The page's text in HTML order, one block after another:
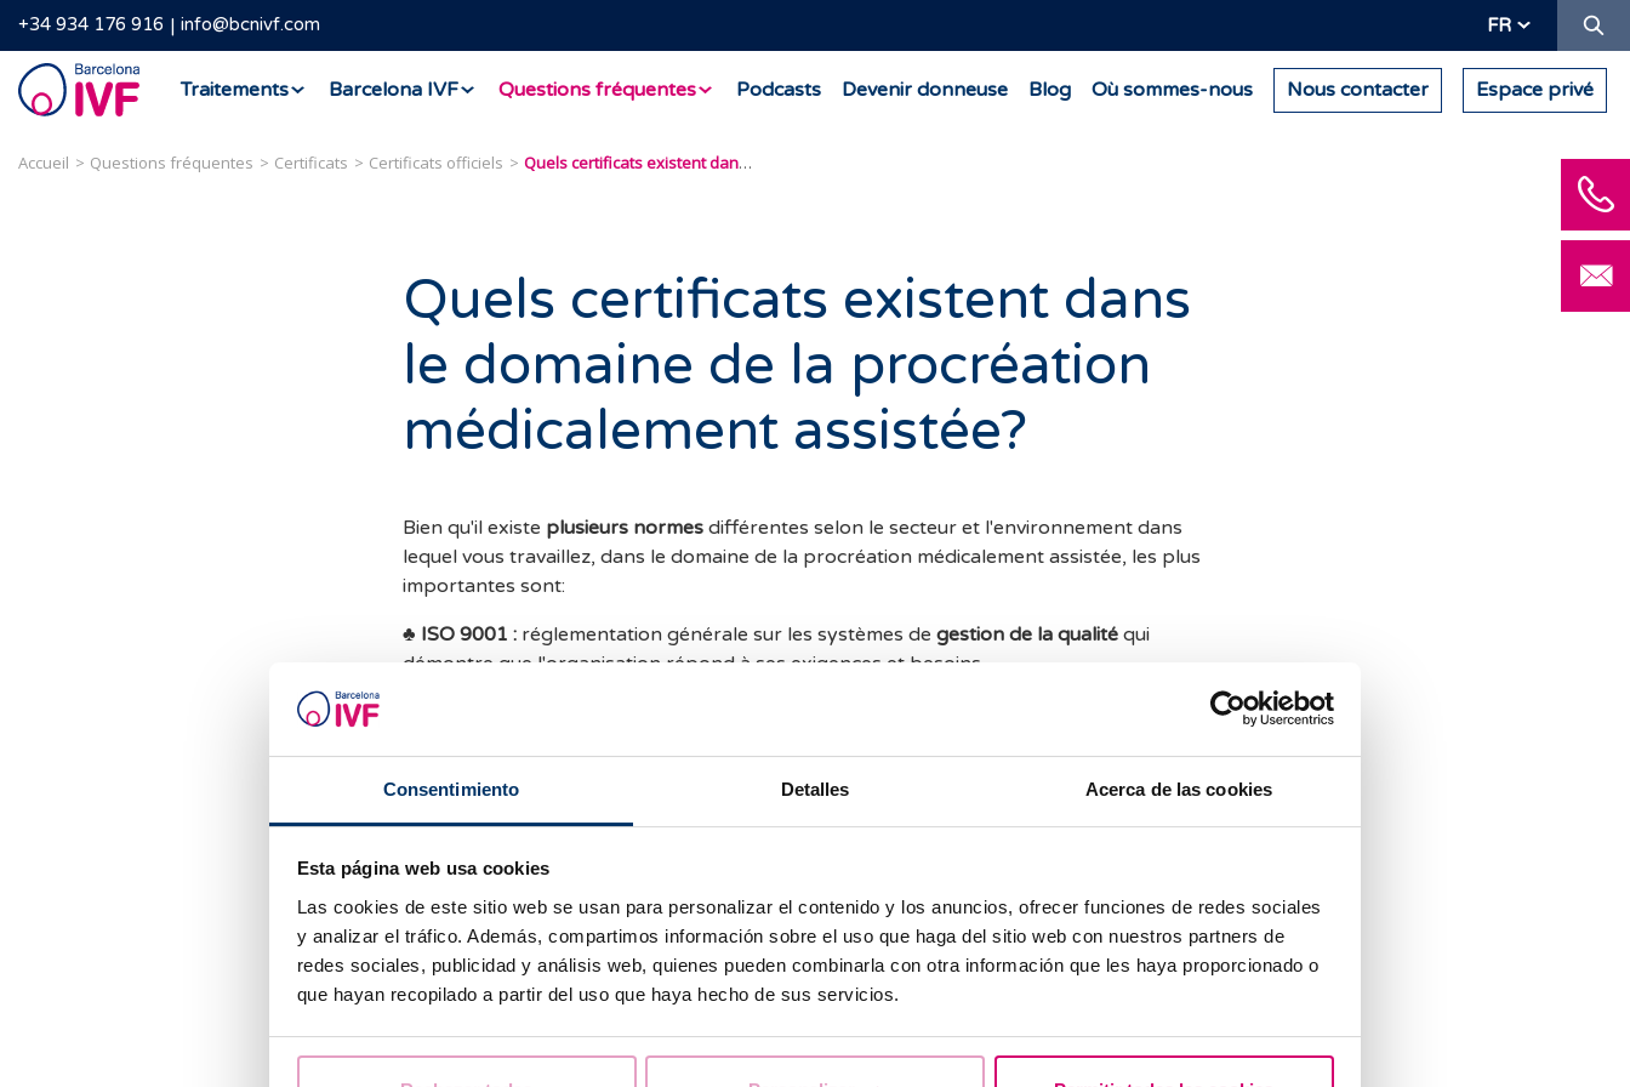
Consentimiento Detalles Acerca de las cookies
Esta página web usa cookies
Las cookies de este sitio web se usan para personalizar el contenido y los anuncios, ofrecer funciones de redes sociales
y analizar el tráfico. Además, compartimos información sobre el uso que haga del sitio web con nuestros partners de
redes sociales, publicidad y análisis web, quienes pueden combinarla con otra información que les haya proporcionado o
que hayan recopilado a partir del uso que haya hecho de sus servicios.
+34 934 176 916 info@bcnivf.com FR
Barcelona
IVF
Traitements Barcelona IVF Questions fréquentes Podcasts Devenir donneuse Blog Où sommes-nous Nous contacter Espace privé
Accueil Questions fréquentes Certificats Certificats officiels Quels certificats existent dans le domaine de la procréation médicalement assistée?
Quels certificats existent dans
le domaine de la procréation
médicalement assistée?
Bien qu'il existe plusieurs normes différentes selon le secteur et l'environnement dans
lequel vous travaillez, dans le domaine de la procréation médicalement assistée, les plus
importantes sont:
♣ ISO 9001 : réglementation générale sur les systèmes de gestion de la qualité qui
démontre que l'organisation répond à ses exigences et besoins.
Les critères pour les laboratoires de techniques de procréation médicalement
Elle permet de démontrer leniveau d'excellencedes organisations sanitaires.
Elle prend en compte le niveau de gestion, de sécurité, de contrôle, de traçabilité
les indicateurs de
qualité
dans tous les processus de procréation médicalement
l'AENOR
(Association espagnole de normalisation et de